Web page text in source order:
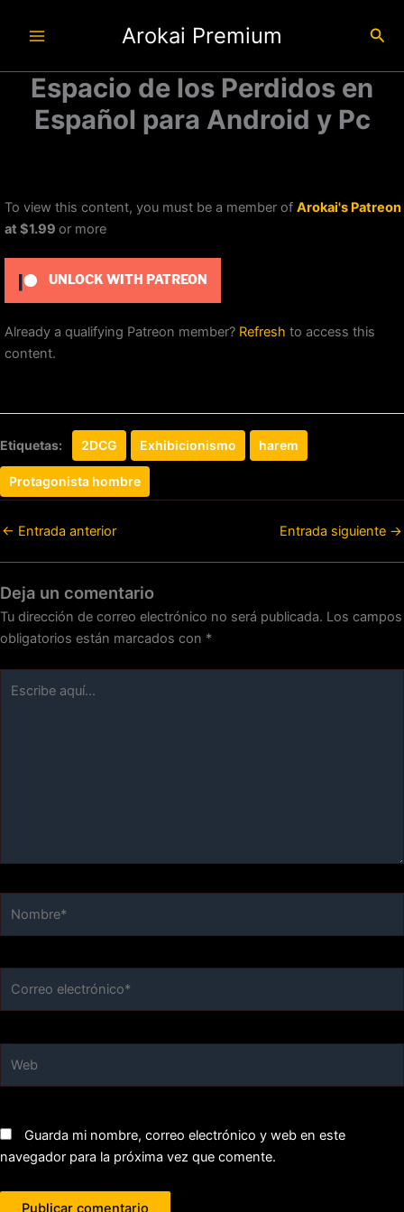
Arokai Premium
Espacio de los Perdidos en
Español para Android y Pc
To view this content, you must be a member of Arokai's Patreon
at $1.99 or more
UNLOCK WITH PATREON
Already a qualifying Patreon member? Refresh to access this
content.
Etiquetas: 2DCG Exhibicionismo harem
Protagonista hombre
← Entrada anterior Entrada siguiente →
Deja un comentario
Tu dirección de correo electrónico no será publicada. Los campos
obligatorios están marcados con *
aquí...
Guarda mi nombre, correo electrónico y web en este
navegador para la próxima vez que comente.